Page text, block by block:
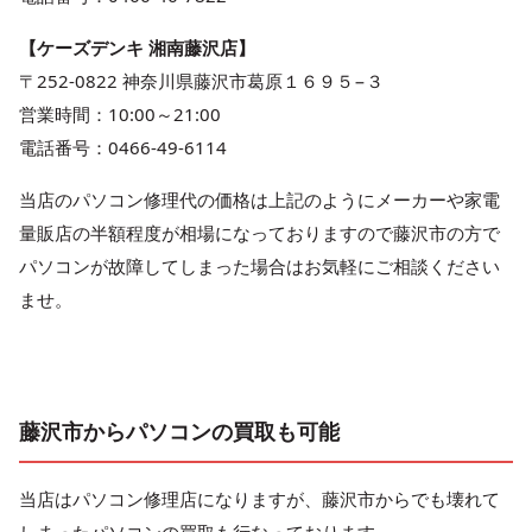
【ケーズデンキ 湘南藤沢店】
〒252-0822 神奈川県藤沢市葛原１６９５−３
営業時間：10:00～21:00
電話番号：0466-49-6114
当店のパソコン修理代の価格は上記のようにメーカーや家電
量販店の半額程度が相場になっておりますので藤沢市の方で
パソコンが故障してしまった場合はお気軽にご相談ください
ませ。
藤沢市からパソコンの買取も可能
当店はパソコン修理店になりますが、藤沢市からでも壊れて